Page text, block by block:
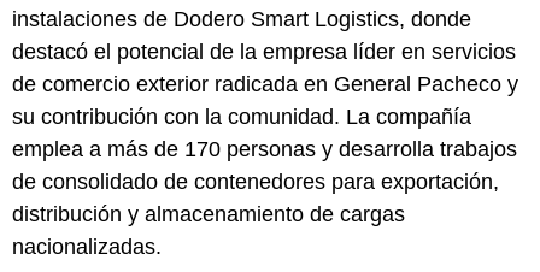
instalaciones de Dodero Smart Logistics, donde
destacó el potencial de la empresa líder en servicios
de comercio exterior radicada en General Pacheco y
su contribución con la comunidad. La compañía
emplea a más de 170 personas y desarrolla trabajos
de consolidado de contenedores para exportación,
distribución y almacenamiento de cargas
nacionalizadas.